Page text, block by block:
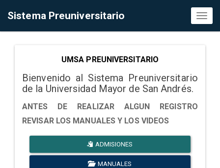
Sistema Preuniversitario
UMSA PREUNIVERSITARIO
Bienvenido al Sistema Preuniversitario
de la Universidad Mayor de San Andrés.
ANTES DE REALIZAR ALGUN REGISTRO
REVISAR LOS MANUALES Y LOS VIDEOS
ADMISIONES
MANUALES